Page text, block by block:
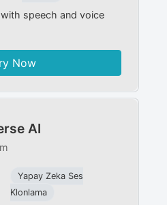
speech and voice
Now
AI
Yapay Zeka Ses
Klonlama